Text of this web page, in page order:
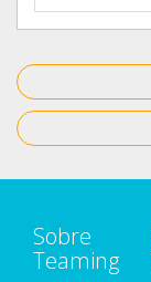
Sobre
Teaming